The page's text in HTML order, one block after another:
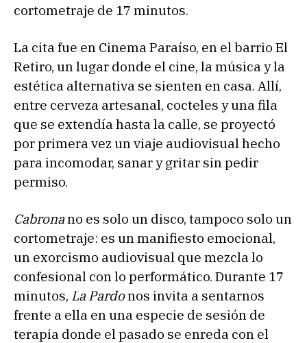
cortometraje de 17 minutos.
La cita fue en Cinema Paraíso, en el barrio El
Retiro, un lugar donde el cine, la música y la
estética alternativa se sienten en casa. Allí,
entre cerveza artesanal, cocteles y una fila
que se extendía hasta la calle, se proyectó
por primera vez un viaje audiovisual hecho
para incomodar, sanar y gritar sin pedir
permiso.
Cabronano es solo un disco, tampoco solo un
cortometraje: es un manifiesto emocional,
un exorcismo audiovisual que mezcla lo
confesional con lo performático. Durante 17
minutos, La Pardonos invita a sentarnos
frente a ella en una especie de sesión de
terapia donde el pasado se enreda con el